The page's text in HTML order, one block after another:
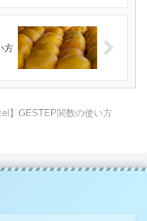
方
】GESTEP関数の使い方